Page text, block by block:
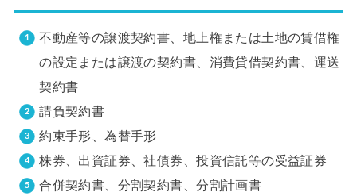
不動産等の譲渡契約書、地上権または土地の賃借権
の設定または譲渡の契約書、消費貸借契約書、運送
契約書
請負契約書
約束手形、為替手形
株券、出資証券、社債券、投資信託等の受益証券
合併契約書、分割契約書、分割計画書